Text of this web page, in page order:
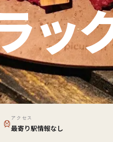
ッ
アクセス
最寄り駅情報なし